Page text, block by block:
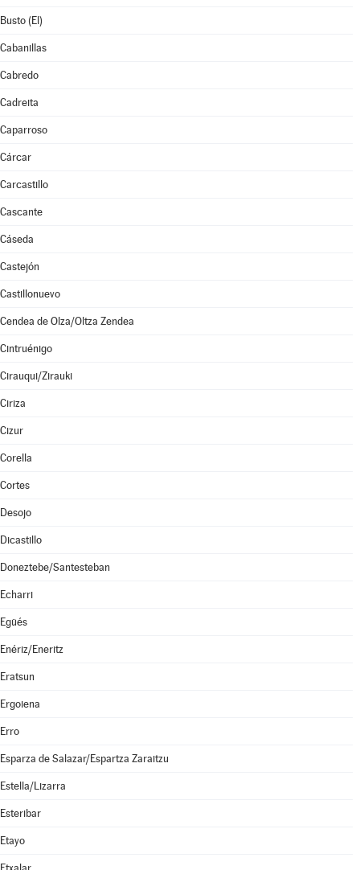
Busto (El)
Cabanillas
Cabredo
Cadreita
Caparroso
Cárcar
Carcastillo
Cascante
Cáseda
Castejón
Castillonuevo
Cendea de Olza/Oltza Zendea
Cintruénigo
Cirauqui/Zirauki
Ciriza
Cizur
Corella
Cortes
Desojo
Dicastillo
Doneztebe/Santesteban
Echarri
Egüés
Enériz/Eneritz
Eratsun
Ergoiena
Erro
Esparza de Salazar/Espartza Zaraitzu
Estella/Lizarra
Esteribar
Etayo